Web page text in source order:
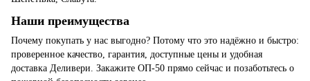
Наши преимущества
Почему покупать у нас выгодно? Потому что это надёжно и быстро:
проверенное качество, гарантия, доступные цены и удобная
доставка Деливери. Закажите ОП-50 прямо сейчас и позаботьтесь о